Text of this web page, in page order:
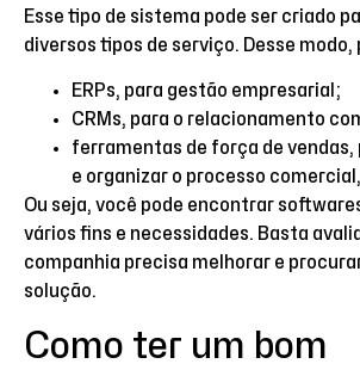
Esse tipo de sistema pode ser criado
diversos tipos de serviço. Desse modo,
ERPs, para gestão empresarial;
CRMs, para o relacionamento
ferramentas de força de
e organizar o processo
Ou seja, você pode encontrar
vários fins e necessidades. Basta
companhia precisa melhorar e
solução.
Como ter um bom